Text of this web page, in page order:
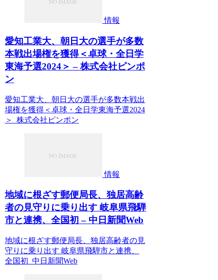
情報
愛知工業大、朝日大の選手が多数
本戦出場権を獲得＜卓球・全日学
東海予選2024＞ – 株式会社ピンポ
ン
愛知工業大、朝日大の選手が多数本戦出
場権を獲得＜卓球・全日学東海予選2024
＞ 株式会社ピンポン
情報
地域に根ざす郵便局長、独居高齢
者の見守りに乗り出す 岐阜県飛騨
市と連携、全国初 – 中日新聞Web
地域に根ざす郵便局長、独居高齢者の見
守りに乗り出す 岐阜県飛騨市と連携、
全国初 中日新聞Web